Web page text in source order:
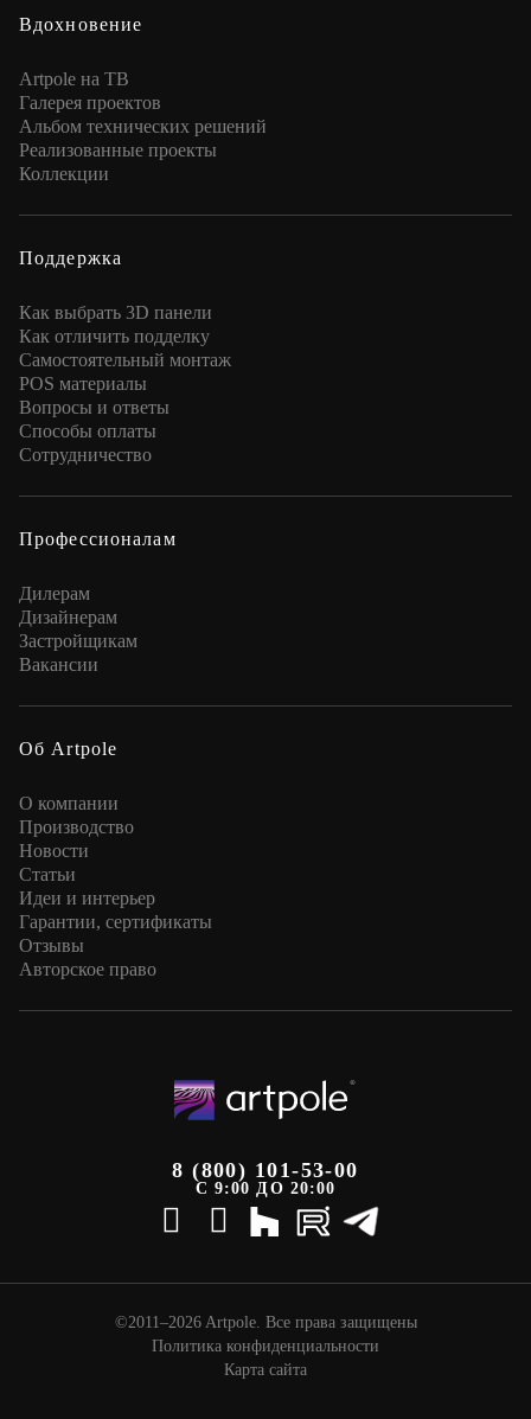
Вдохновение
Artpole на ТВ
Галерея проектов
Альбом технических решений
Реализованные проекты
Коллекции
Поддержка
Как выбрать 3D панели
Как отличить подделку
Самостоятельный монтаж
POS материалы
Вопросы и ответы
Способы оплаты
Сотрудничество
Профессионалам
Дилерам
Дизайнерам
Застройщикам
Вакансии
Об Artpole
О компании
Производство
Новости
Статьи
Идеи и интерьер
Гарантии, сертификаты
Отзывы
Авторское право
8 (800) 101-53-00
С 9:00 ДО 20:00
©2011–2026 Artpole. Все права защищены
Политика конфиденциальности
Карта сайта